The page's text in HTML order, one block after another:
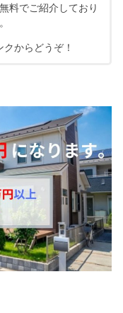
料でご紹介しており
からどうぞ！